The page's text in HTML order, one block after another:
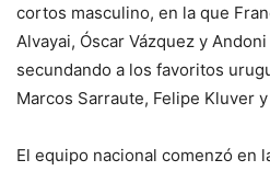
cortos masculino, en la que
Alvayai, Óscar Vázquez y
secundando a los favoritos
Marcos Sarraute, Felipe Kluver
El equipo nacional comenzó en